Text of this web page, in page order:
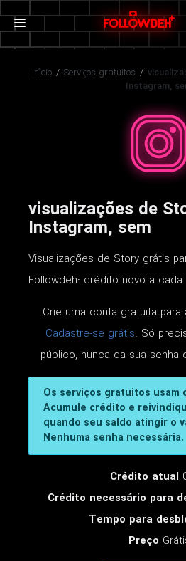
Início / Serviços gratuitos /
Instagram,
visualizações de
Instagram, sem
Visualizações de Story grátis
Followdeh: crédito novo a cada
Crie uma conta gratuita
Cadastre-se grátis. Só
público, nunca da sua
Os serviços gratuitos
Acumule crédito e
quando seu saldo atingir o
Nenhuma senha necessária.
Crédito atual
Crédito necessário para
Tempo para
Preço